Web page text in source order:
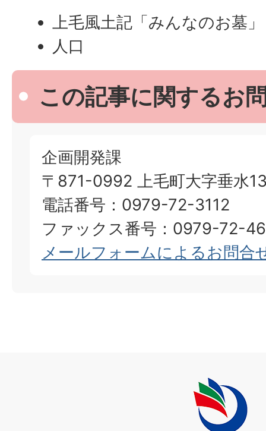
上毛風土記「みんなのお墓」
人口
この記事に関するお
企画開発課
〒871-0992 上毛町大字垂水
電話番号：0979-72-3112
ファックス番号：0979-72-
メールフォームによるお問合